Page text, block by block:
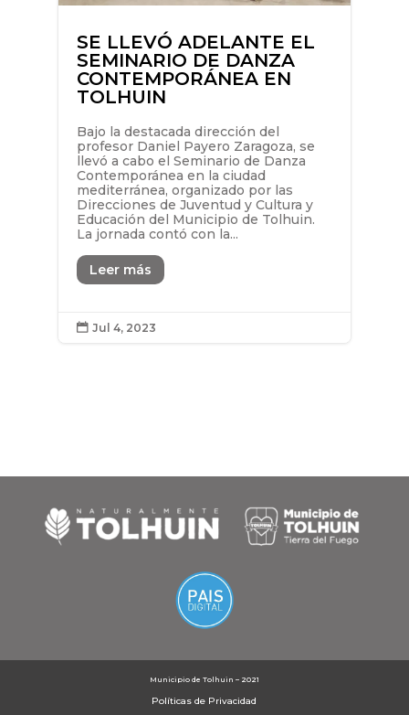
SE LLEVÓ ADELANTE EL
SEMINARIO DE DANZA
CONTEMPORÁNEA EN
TOLHUIN
Bajo la destacada dirección del
profesor Daniel Payero Zaragoza, se
llevó a cabo el Seminario de Danza
Contemporánea en la ciudad
mediterránea, organizado por las
Direcciones de Juventud y Cultura y
Educación del Municipio de Tolhuin.
La jornada contó con la...
Leer más
 Jul 4, 2023
Municipio de Tolhuin – 2021
Políticas de Privacidad